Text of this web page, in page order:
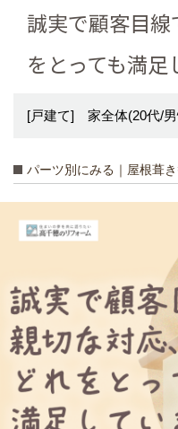
誠実で顧客目
をとっても満足
[戸建て] 家全体(20代/
パーツ別にみる｜屋根葺き